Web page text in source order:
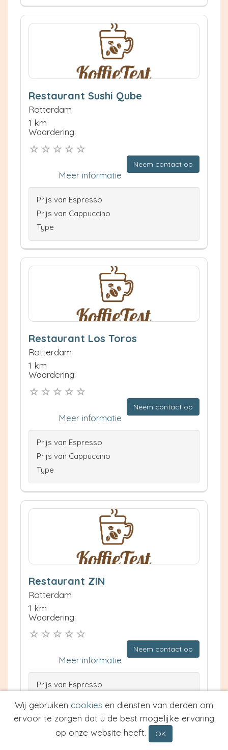
Restaurant Sushi Qube
Rotterdam
1 km
Waardering:
Neem contact op
Meer informatie
Prijs van Espresso
Prijs van Cappuccino
Type
Restaurant Los Toros
Rotterdam
1 km
Waardering:
Neem contact op
Meer informatie
Prijs van Espresso
Prijs van Cappuccino
Type
Restaurant ZIN
Rotterdam
1 km
Waardering:
Neem contact op
Meer informatie
Prijs van Espresso
Wij gebruiken cookies en diensten van derden om
ervoor te zorgen dat u de best mogelijke ervaring
op onze website heeft.
OK